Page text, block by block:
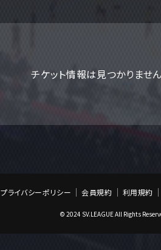
チケット情報は見つかりません
プライバシーポリシー 会員規約 利用規約
© 2024 SV.LEAGUE All Rights